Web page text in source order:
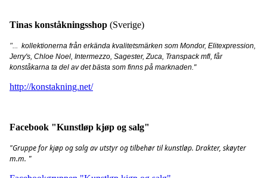
Tinas konståkningsshop (Sverige)
"... kollektionerna från erkända kvalitetsmärken som Mondor, Elitexpression,
Jerry's, Chloe Noel, Intermezzo, Sagester, Zuca, Transpack mfl, får
konståkarna ta del av det bästa som finns på marknaden."
http://konstakning.net/
Facebook "Kunstløp kjøp og salg"
"Gruppe for kjøp og salg av utstyr og tilbehør til kunstløp. Drakter, skøyter
m.m. "